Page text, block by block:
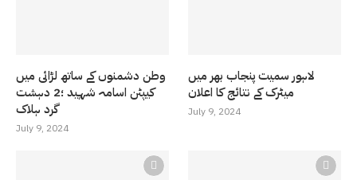
وطن دشمنوں کے ساتھ لڑائی میں
کیپٹن اسامہ شہید ؛2 دہشت
گرد ہلاک
July 9, 2024
لاہور سمیت پنجاب بھر میں
میٹرک کے نتائج کا اعلان
July 9, 2024